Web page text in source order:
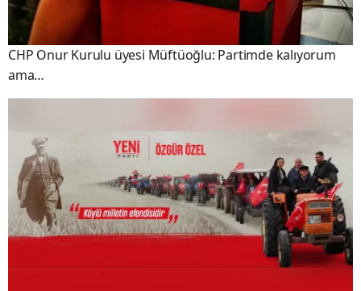
CHP Onur Kurulu üyesi Müftüoğlu: Partimde kalıyorum
ama…